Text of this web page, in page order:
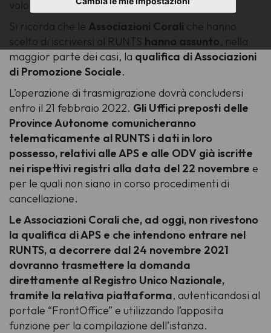
volontariato).
Si ricorda che le Associazioni Corali che hanno
scelto di iscriversi al RUNTS hanno assunto, nella
maggior parte dei casi, la qualifica di Associazioni
di Promozione Sociale.
L’operazione di trasmigrazione dovrà concludersi
entro il 21 febbraio 2022. Gli Uffici preposti delle
Province Autonome comunicheranno
telematicamente al RUNTS i dati in loro
possesso, relativi alle APS e alle ODV già iscritte
nei rispettivi registri alla data del 22 novembre e
per le quali non siano in corso procedimenti di
cancellazione.
Le Associazioni Corali che, ad oggi, non rivestono
la qualifica di APS e che intendono entrare nel
RUNTS, a decorrere dal 24 novembre 2021
dovranno trasmettere la domanda
direttamente al Registro Unico Nazionale,
tramite la relativa piattaforma, autenticandosi al
portale “FrontOffice” e utilizzando l’apposita
funzione per la compilazione dell’istanza.